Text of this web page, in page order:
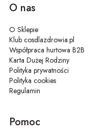
O nas
O Sklepie
Klub cosdlazdrowia.pl
Współpraca hurtowa B2B
Karta Dużej Rodziny
Polityka prywatności
Polityka cookies
Regulamin
Pomoc